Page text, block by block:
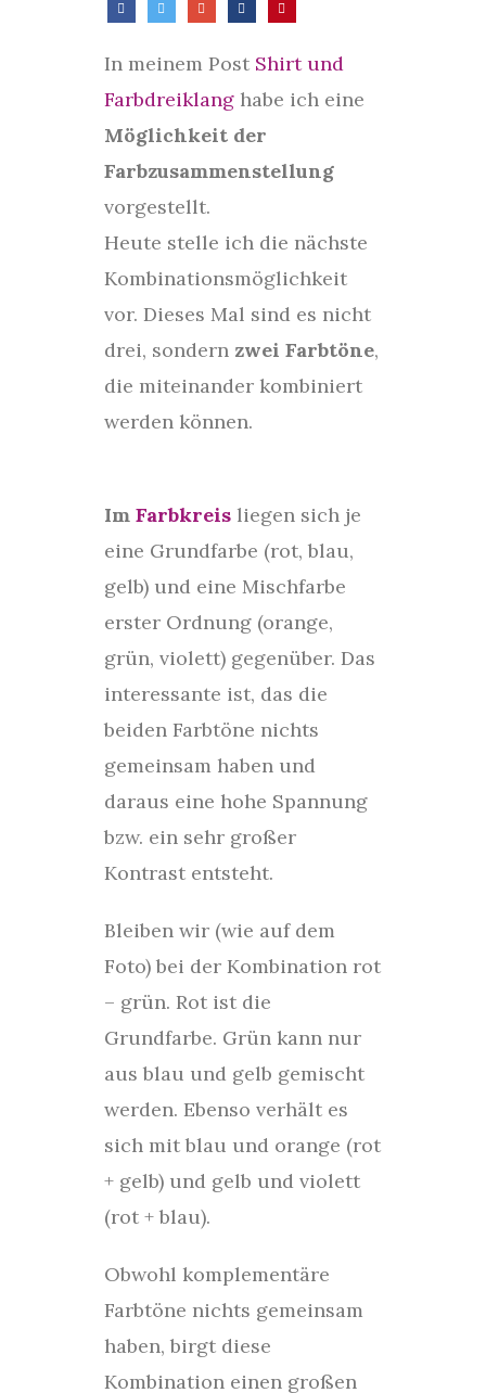
In meinem Post Shirt und
Farbdreiklanghabe ich eine
Möglichkeit der
Farbzusammenstellung
vorgestellt.
Heute stelle ich die nächste
Kombinationsmöglichkeit
vor. Dieses Mal sind es nicht
drei, sondern zwei Farbtöne,
die miteinander kombiniert
werden können.
Im Farbkreisliegen sich je
eine Grundfarbe (rot, blau,
gelb) und eine Mischfarbe
erster Ordnung (orange,
grün, violett) gegenüber. Das
interessante ist, das die
beiden Farbtöne nichts
gemeinsam haben und
daraus eine hohe Spannung
bzw. ein sehr großer
Kontrast entsteht.
Bleiben wir (wie auf dem
Foto) bei der Kombination rot
– grün. Rot ist die
Grundfarbe. Grün kann nur
aus blau und gelb gemischt
werden. Ebenso verhält es
sich mit blau und orange (rot
+ gelb) und gelb und violett
(rot + blau).
Obwohl komplementäre
Farbtöne nichts gemeinsam
haben, birgt diese
Kombination einen großen